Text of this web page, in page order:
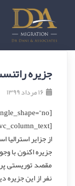
جزیره
۱۶ مرداد ۱۳۹۹
از جزایر
جزیره اکنون با
نفر از این